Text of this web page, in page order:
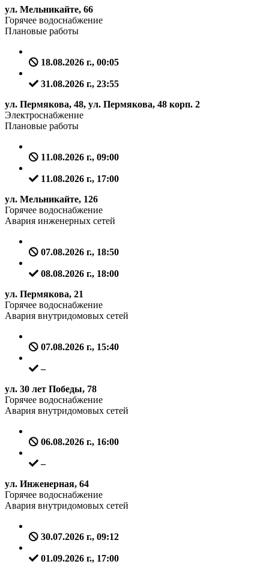
ул. Мельникайте, 66
Горячее водоснабжение
Плановые работы
18.08.2026 г., 00:05
31.08.2026 г., 23:55
ул. Пермякова, 48, ул. Пермякова, 48 корп. 2
Электроснабжение
Плановые работы
11.08.2026 г., 09:00
11.08.2026 г., 17:00
ул. Мельникайте, 126
Горячее водоснабжение
Авария инженерных сетей
07.08.2026 г., 18:50
08.08.2026 г., 18:00
ул. Пермякова, 21
Горячее водоснабжение
Авария внутридомовых сетей
07.08.2026 г., 15:40
–
ул. 30 лет Победы, 78
Горячее водоснабжение
Авария внутридомовых сетей
06.08.2026 г., 16:00
–
ул. Инженерная, 64
Горячее водоснабжение
Авария внутридомовых сетей
30.07.2026 г., 09:12
01.09.2026 г., 17:00